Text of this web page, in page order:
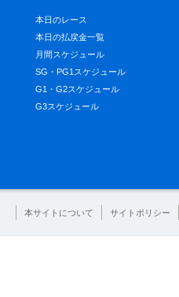
本日のレース
本日の払戻金一覧
月間スケジュール
SG・PG1スケジュール
G1・G2スケジュール
G3スケジュール
本サイトについて サイトポリシー